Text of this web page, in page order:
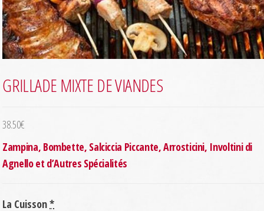
GRILLADE MIXTE DE VIANDES
38.50€
Zampina, Bombette, Salciccia Piccante, Arrosticini, Involtini di
Agnello et d’Autres Spécialités
La Cuisson*